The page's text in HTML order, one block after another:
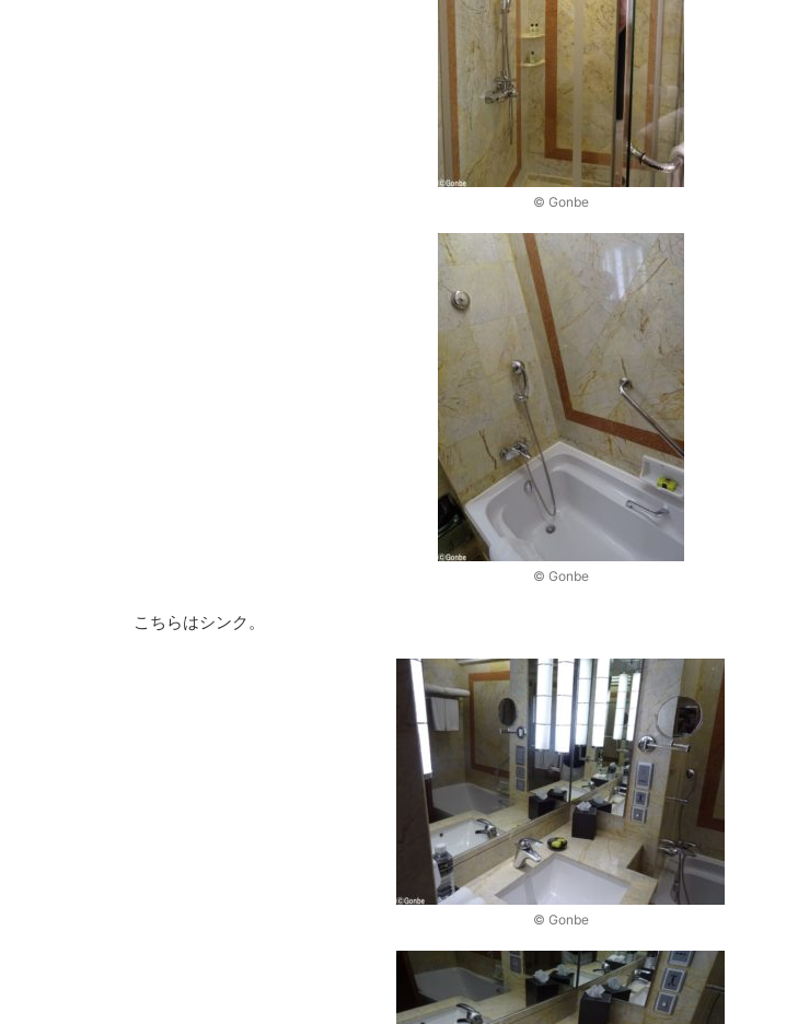
© Gonbe
© Gonbe
こちらはシンク。
© Gonbe